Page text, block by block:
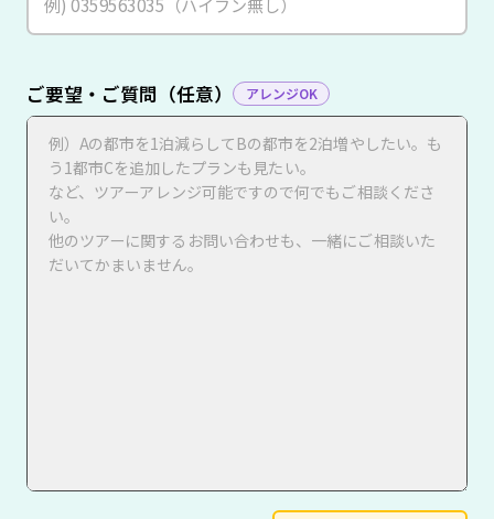
ご要望・ご質問（任意） アレンジOK